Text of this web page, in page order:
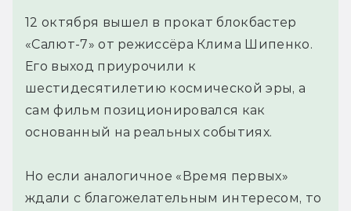
12 октября вышел в прокат блокбастер
«Салют-7» от режиссёра Клима Шипенко.
Его выход приурочили к
шестидесятилетию космической эры, а
сам фильм позиционировался как
основанный на реальных событиях.
Но если аналогичное «Время первых»
ждали с благожелательным интересом, то